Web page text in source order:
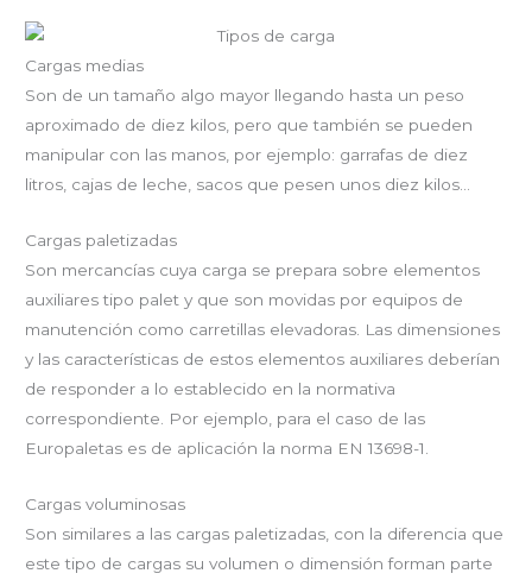
Cargas medias
Son de un tamaño algo mayor llegando hasta un peso
aproximado de diez kilos, pero que también se pueden
manipular con las manos, por ejemplo: garrafas de diez
litros, cajas de leche, sacos que pesen unos diez kilos…
Cargas paletizadas
Son mercancías cuya carga se prepara sobre elementos
auxiliares tipo palet y que son movidas por equipos de
manutención como carretillas elevadoras. Las dimensiones
y las características de estos elementos auxiliares deberían
de responder a lo establecido en la normativa
correspondiente. Por ejemplo, para el caso de las
Europaletas es de aplicación la norma EN 13698-1.
Cargas voluminosas
Son similares a las cargas paletizadas, con la diferencia que
este tipo de cargas su volumen o dimensión forman parte